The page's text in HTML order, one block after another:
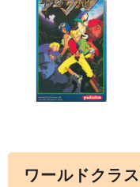
ワールドクラ